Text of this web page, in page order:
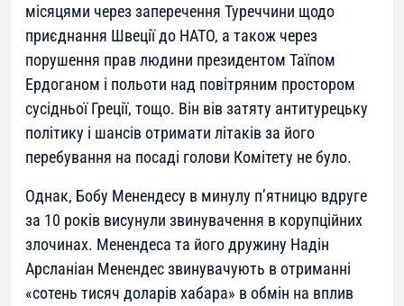
місяцями через заперечення Туреччини щодо
приєднання Швеції до НАТО, а також через
порушення прав людини президентом Таїпом
Ердоганом і польоти над повітряним простором
сусідньої Греції, тощо. Він вів затяту антитурецьку
політику і шансів отримати літаків за його
перебування на посаді голови Комітету не було.
Однак, Бобу Менендесу в минулу п’ятницю вдруге
за 10 років висунули звинувачення в корупційних
злочинах. Менендеса та його дружину Надін
Арсланіан Менендес звинувачують в отриманні
«сотень тисяч доларів хабара» в обмін на вплив